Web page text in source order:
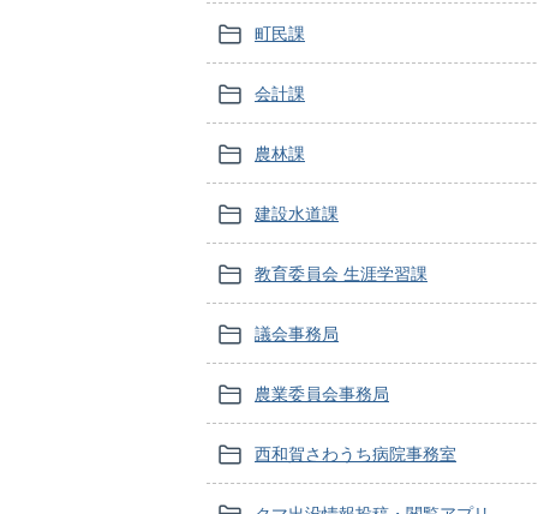
町民課
会計課
農林課
建設水道課
教育委員会 生涯学習課
議会事務局
農業委員会事務局
西和賀さわうち病院事務室